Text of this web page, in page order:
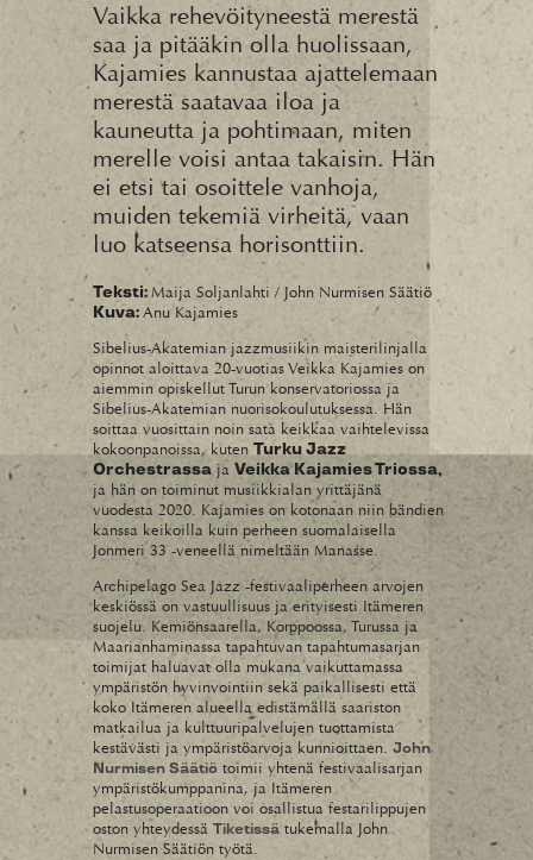
Vaikka rehevöityneestä merestä
saa ja pitääkin olla huolissaan,
Kajamies kannustaa ajattelemaan
merestä saatavaa iloa ja
kauneutta ja pohtimaan, miten
merelle voisi antaa takaisin. Hän
ei etsi tai osoittele vanhoja,
muiden tekemiä virheitä, vaan
luo katseensa horisonttiin.
Teksti:Maija Soljanlahti / John Nurmisen Säätiö
Kuva:Anu Kajamies
Sibelius-Akatemian jazzmusiikin maisterilinjalla
opinnot aloittava 20-vuotias Veikka Kajamies on
aiemmin opiskellut Turun konservatoriossa ja
Sibelius-Akatemian nuorisokoulutuksessa. Hän
soittaa vuosittain noin sata keikkaa vaihtelevissa
kokoonpanoissa, kuten Turku Jazz
Orchestrassaja Veikka Kajamies Triossa,
ja hän on toiminut musiikkialan yrittäjänä
vuodesta 2020. Kajamies on kotonaan niin bändien
kanssa keikoilla kuin perheen suomalaisella
Jonmeri 33 -veneellä nimeltään Manasse.
Archipelago Sea Jazz -festivaaliperheen arvojen
keskiössä on vastuullisuus ja erityisesti Itämeren
suojelu. Kemiönsaarella, Korppoossa, Turussa ja
Maarianhaminassa tapahtuvan tapahtumasarjan
toimijat haluavat olla mukana vaikuttamassa
ympäristön hyvinvointiin sekä paikallisesti että
koko Itämeren alueella edistämällä saariston
matkailua ja kulttuuripalvelujen tuottamista
kestävästi ja ympäristöarvoja kunnioittaen. John
Nurmisen Säätiötoimii yhtenä festivaalisarjan
ympäristökumppanina, ja Itämeren
pelastusoperaatioon voi osallistua festarilippujen
oston yhteydessä Tiketissätukemalla John
Nurmisen Säätiön työtä.